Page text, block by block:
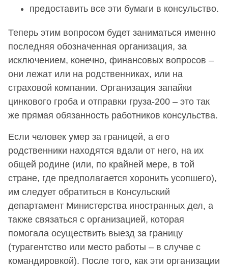
предоставить все эти бумаги в консульство.
Теперь этим вопросом будет заниматься именно
последняя обозначенная организация, за
исключением, конечно, финансовых вопросов –
они лежат или на родственниках, или на
страховой компании. Организация запайки
цинкового гроба и отправки груза-200 – это так
же прямая обязанность работников консульства.
Если человек умер за границей, а его
родственники находятся вдали от него, на их
общей родине (или, по крайней мере, в той
стране, где предполагается хоронить усопшего),
им следует обратиться в Консульский
департамент Министерства иностранных дел, а
также связаться с организацией, которая
помогала осуществить выезд за границу
(турагентство или место работы – в случае с
командировкой). После того, как эти организации